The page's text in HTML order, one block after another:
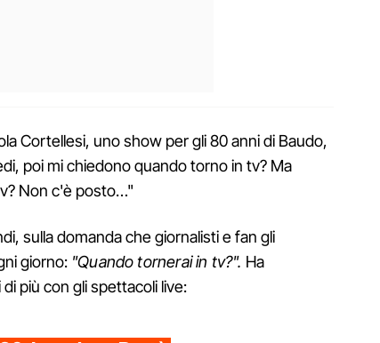
Cortellesi, uno show per gli 80 anni di Baudo,
poi mi chiedono quando torno in tv? Ma
Non c'è posto…"
sulla domanda che giornalisti e fan gli
giorno: "Quando tornerai in tv?". Ha
più con gli spettacoli live: